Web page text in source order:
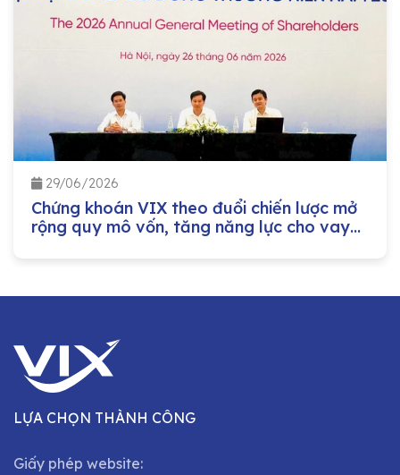
29/06/2026
Chứng khoán VIX theo đuổi chiến lược mở
rộng quy mô vốn, tăng năng lực cho vay
LỰA CHỌN THÀNH CÔNG
Giấy phép website: